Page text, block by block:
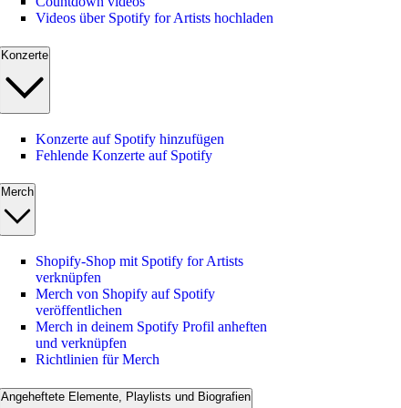
Videos über Spotify for Artists hochladen
Konzerte
Konzerte auf Spotify hinzufügen
Fehlende Konzerte auf Spotify
Merch
Shopify-Shop mit Spotify for Artists
verknüpfen
Merch von Shopify auf Spotify
veröffentlichen
Merch in deinem Spotify Profil anheften
und verknüpfen
Richtlinien für Merch
Angeheftete Elemente, Playlists und Biografien